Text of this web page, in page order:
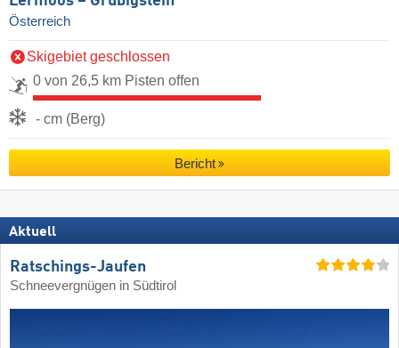
Österreich
Skigebiet geschlossen
0 von 26,5 km Pisten offen
- cm (Berg)
Bericht
Aktuell
Ratschings-Jaufen
Schneevergnügen in Südtirol